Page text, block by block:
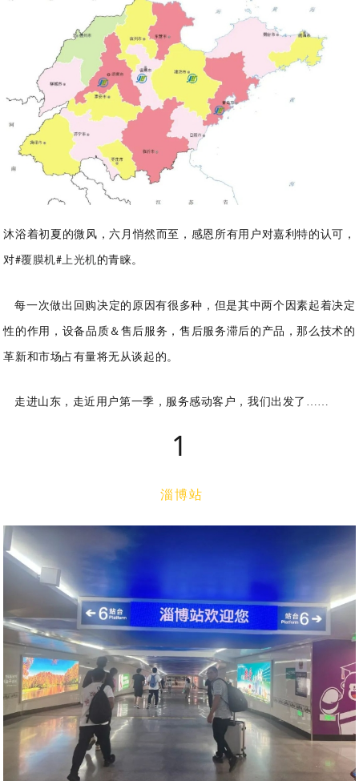
沐浴着初夏的微风，六月悄然而至，感恩所有用户对嘉利特的认可，
对#覆膜机#上光机的青睐。
每一次做出回购决定的原因有很多种，但是其中两个因素起着决定
性的作用，设备品质＆售后服务，售后服务滞后的产品，那么技术的
革新和市场占有量将无从谈起的。
走进山东，走近用户第一季，服务感动客户，我们出发了 ……
1
淄博站